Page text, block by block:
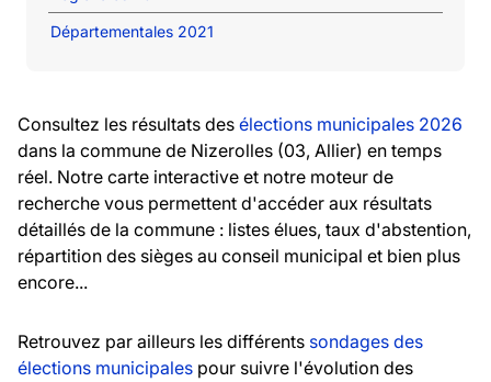
Départementales 2021
Consultez les résultats des élections municipales 2026
dans la commune de Nizerolles (03, Allier) en temps
réel. Notre carte interactive et notre moteur de
recherche vous permettent d'accéder aux résultats
détaillés de la commune : listes élues, taux d'abstention,
répartition des sièges au conseil municipal et bien plus
encore...
Retrouvez par ailleurs les différents sondages des
élections municipales pour suivre l'évolution des